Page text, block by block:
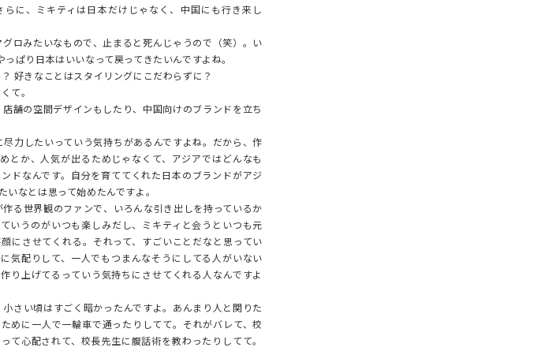
に、ミキティは日本だけじゃなく、中国にも行き来し
ロみたいなもので、止まると死んじゃうので（笑）。い
ぱり日本はいいなって戻ってきたいんですよね。
好きなことはスタイリングにこだわらずに？
て。
舗の空間デザインもしたり、中国向けのブランドを立ち
力したいっていう気持ちがあるんですよね。だから、作
とか、人気が出るためじゃなくて、アジアではどんなも
ドなんです。自分を育ててくれた日本のブランドがアジ
なとは思って始めたんですよ。
る世界観のファンで、いろんな引き出しを持っているか
いうのがいつも楽しみだし、ミキティと会うといつも元
にさせてくれる。それって、すごいことだなと思ってい
気配りして、一人でもつまんなそうにしてる人がいない
り上げてるっていう気持ちにさせてくれる人なんですよ
さい頃はすごく暗かったんですよ。あんまり人と関りた
めに一人で一輪車で通ったりしてて。それがバレて、校
て心配されて、校長先生に腹話術を教わったりしてて。